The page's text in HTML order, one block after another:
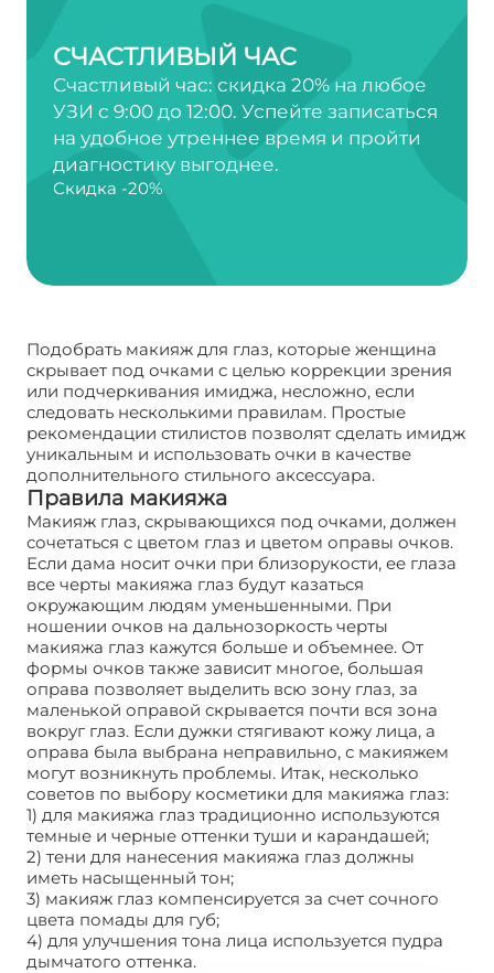
СЧАСТЛИВЫЙ ЧАС
Счастливый час: скидка 20% на любое
УЗИ с 9:00 до 12:00. Успейте записаться
на удобное утреннее время и пройти
диагностику выгоднее.
Скидка -20%
Подобрать макияж для глаз, которые женщина
скрывает под очками с целью коррекции зрения
или подчеркивания имиджа, несложно, если
следовать несколькими правилам. Простые
рекомендации стилистов позволят сделать имидж
уникальным и использовать очки в качестве
дополнительного стильного аксессуара.
Правила макияжа
Макияж глаз, скрывающихся под очками, должен
сочетаться с цветом глаз и цветом оправы очков.
Если дама носит очки при близорукости, ее глаза
все черты макияжа глаз будут казаться
окружающим людям уменьшенными. При
ношении очков на дальнозоркость черты
макияжа глаз кажутся больше и объемнее. От
формы очков также зависит многое, большая
оправа позволяет выделить всю зону глаз, за
маленькой оправой скрывается почти вся зона
вокруг глаз. Если дужки стягивают кожу лица, а
оправа была выбрана неправильно, с макияжем
могут возникнуть проблемы. Итак, несколько
советов по выбору косметики для макияжа глаз:
1) для макияжа глаз традиционно используются
темные и черные оттенки туши и карандашей;
2) тени для нанесения макияжа глаз должны
иметь насыщенный тон;
3) макияж глаз компенсируется за счет сочного
цвета помады для губ;
4) для улучшения тона лица используется пудра
дымчатого оттенка.